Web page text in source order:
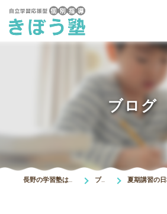
ブログ
長野の学習塾はきぼう塾 ブログ 夏期講習の日程が